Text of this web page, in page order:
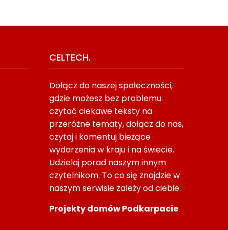
Błędy We Wdrożeniu KSeF:
Ryzyka Organizacyjne
Parkiet Do Domu Na
Dopasować Drewno
Codzienności
CELTECH.
Dołącz do naszej społeczności,
gdzie możesz bez problemu
czytać ciekawe teksty na
przeróżne tematy, dołącz do nas,
czytaj i komentuj bieżące
wydarzenia w kraju i na świecie.
Udzielaj porad naszym innym
czytelnikom. To co się znajdzie w
naszym serwisie zależy od ciebie.
Projekty domów Podkarpacie